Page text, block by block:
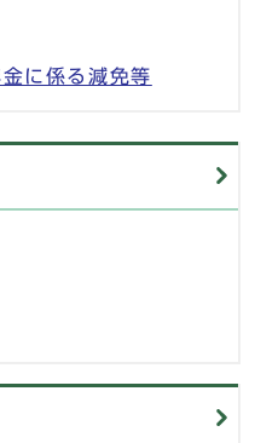
に係る減免等